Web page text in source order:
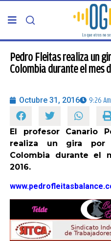
PORTADA
CANARIAS
5ª COLUMNA
CARTAS DEL DIRECTOR
ENTREVISTAS
Pedro Fleitas realiza un
Colombia durante el mes
Octubre 31, 2016 9:26 Am
El profesor Canario
realiza un gira por
Colombia durante el
2016.